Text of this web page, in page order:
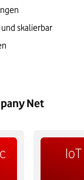
skalierbar
Net